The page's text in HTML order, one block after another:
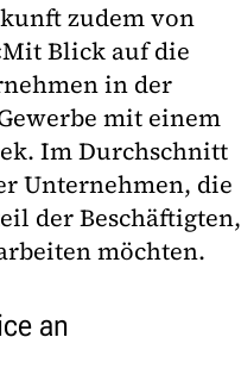
zudem von
Blick auf die
in der
mit einem
Im Durchschnitt
Unternehmen, die
der Beschäftigten,
möchten.
an